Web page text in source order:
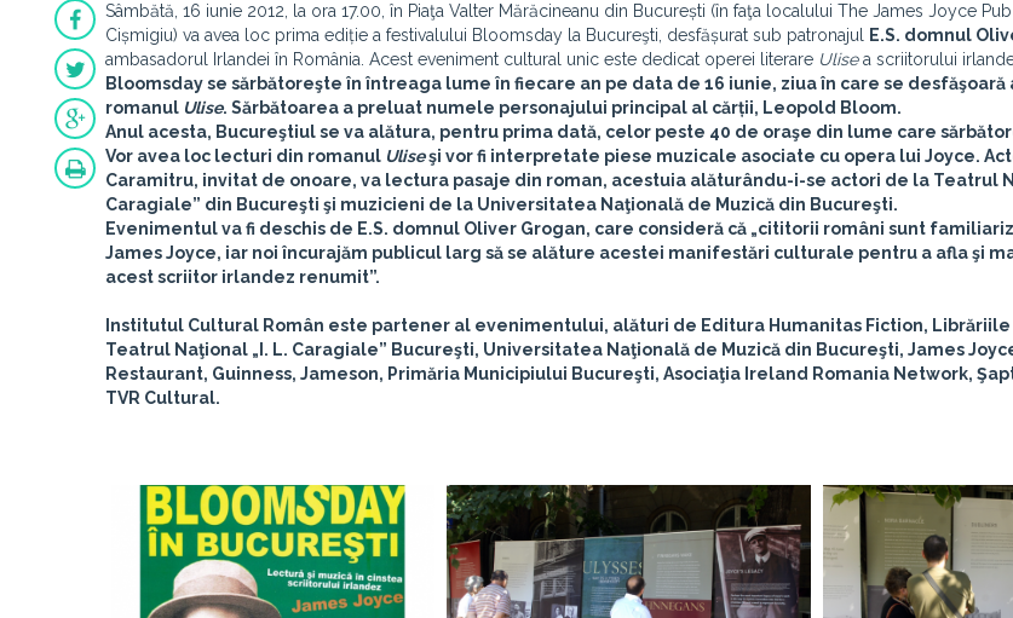
Sâmbătă, 16 iunie 2012, la ora 17.00, în Piaţa Valter Mărăcineanu din București (în faţa localului The James Joyce
Cișmigiu) va avea loc prima ediție a festivalului Bloomsday la Bucureşti, desfășurat sub patronajul
E.S. domnul
ambasadorul Irlandei în România. Acest eveniment cultural unic este dedicat operei literare Ulisea scriitorului
Bloomsdayse sărbătoreşte în întreaga lume în fiecare an pe data de 16 iunie, ziua în care se desfăşoară
romanul Ulise. Sărbătoarea a preluat numele personajului principal al cărții, Leopold Bloom.
Anul acesta, Bucureştiul se va alătura, pentru prima dată, celor peste 40 de oraşe din lume care
Vor avea loc lecturi din romanul Uliseşi vor fi interpretate piese muzicale asociate cu opera lui Joyce.
Caramitru, invitat de onoare, va lectura pasaje din roman, acestuia alăturându-i-se actori de la Teatrul
Caragiale” din Bucureşti şi muzicieni de la Universitatea Naţională de Muzică din Bucureşti.
Evenimentul va fi deschis de E.S. domnul Oliver Grogan, care consideră că „cititorii români sunt
James Joyce, iar noi încurajăm publicul larg să se alăture acestei manifestări culturale pentru a afla şi
acest scriitor irlandez renumit”.
Institutul Cultural Român este partener al evenimentului, alături de Editura Humanitas Fiction, Librăriile
Teatrul Naţional „I. L. Caragiale” Bucureşti, Universitatea Naţională de Muzică din Bucureşti, James
Restaurant, Guinness, Jameson, Primăria Municipiului Bucureşti, Asociaţia Ireland Romania Network,
TVR Cultural.